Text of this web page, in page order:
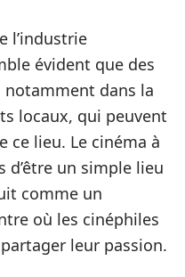
l’industrie
évident que des
dans la
locaux, qui peuvent
ce lieu. Le cinéma à
d’être un simple lieu
comme un
où les cinéphiles
leur passion.